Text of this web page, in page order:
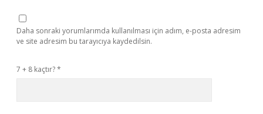
Daha sonraki yorumlarımda kullanılması için adım, e-posta adresim
ve site adresim bu tarayıcıya kaydedilsin.
7 + 8 kaçtır?*